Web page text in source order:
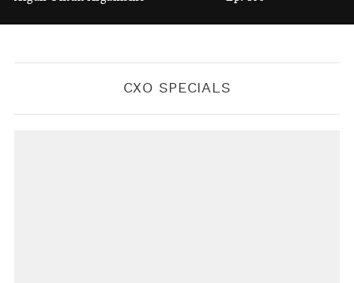
BYKONTRIBUTOR CXO MEDIA
CXO SPECIALS